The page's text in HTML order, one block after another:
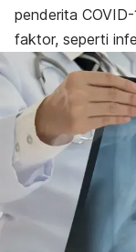
penderita
faktor, seperti